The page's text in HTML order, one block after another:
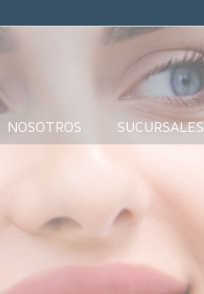
NOSOTROS SUCURSALES